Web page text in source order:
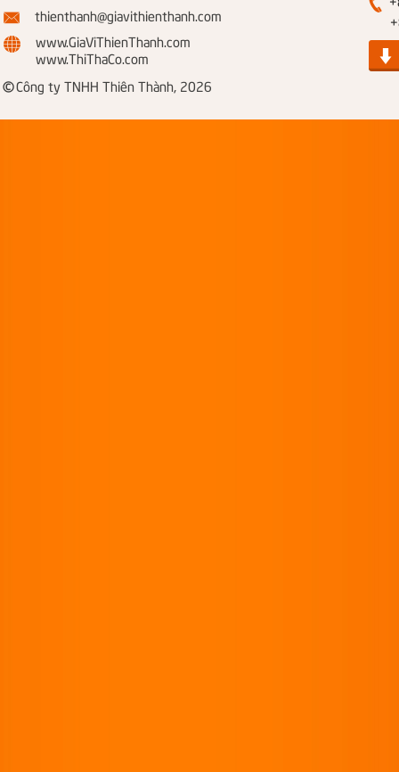
thienthanh@giavithienthanh.com
www.GiaViThienThanh.com
www.ThiThaCo.com
©
Công ty TNHH Thiên Thành, 2026